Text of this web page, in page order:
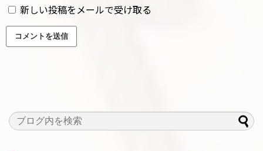
新しい投稿をメールで受け取る